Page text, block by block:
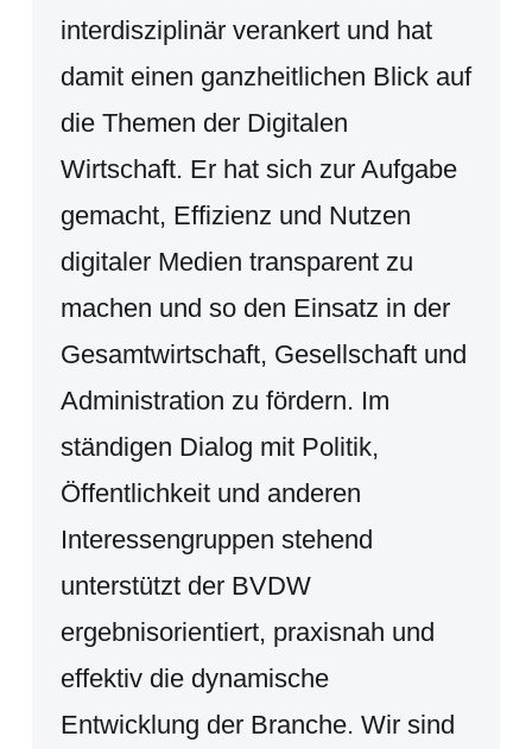
interdisziplinär verankert und hat
damit einen ganzheitlichen Blick auf
die Themen der Digitalen
Wirtschaft. Er hat sich zur Aufgabe
gemacht, Effizienz und Nutzen
digitaler Medien transparent zu
machen und so den Einsatz in der
Gesamtwirtschaft, Gesellschaft und
Administration zu fördern. Im
ständigen Dialog mit Politik,
Öffentlichkeit und anderen
Interessengruppen stehend
unterstützt der BVDW
ergebnisorientiert, praxisnah und
effektiv die dynamische
Entwicklung der Branche. Wir sind